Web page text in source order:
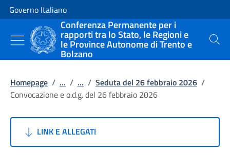
Vai al contenuto
Vai alla navigazione del sito
Governo Italiano
Conferenza Permanente per i
rapporti tra lo Stato, le Regioni e
le Province Autonome di Trento e
Bolzano
Cerca
Homepage / ... / ... / Seduta del 26 febbraio 2026 /
Convocazione e o.d.g. del 26 febbraio 2026
LINK E ALLEGATI